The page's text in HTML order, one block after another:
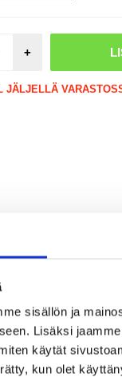
sisällön ja
Lisäksi
käytät
kun olet
+
JÄLJELLÄ
KYSY POIS
S23 Plus 5G (Galaxy